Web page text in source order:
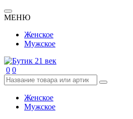
МЕНЮ
Женское
Мужское
0 0
Женское
Мужское